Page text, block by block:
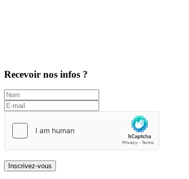
Recevoir nos infos ?
Inscrivez-vous